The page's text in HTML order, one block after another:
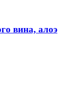
вина, алоэ